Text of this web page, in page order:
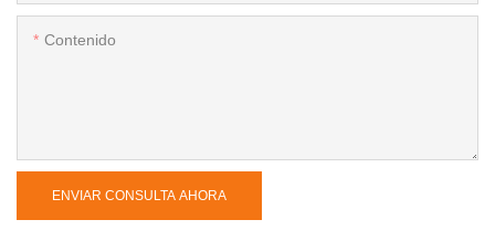
Contenido
ENVIAR CONSULTA AHORA